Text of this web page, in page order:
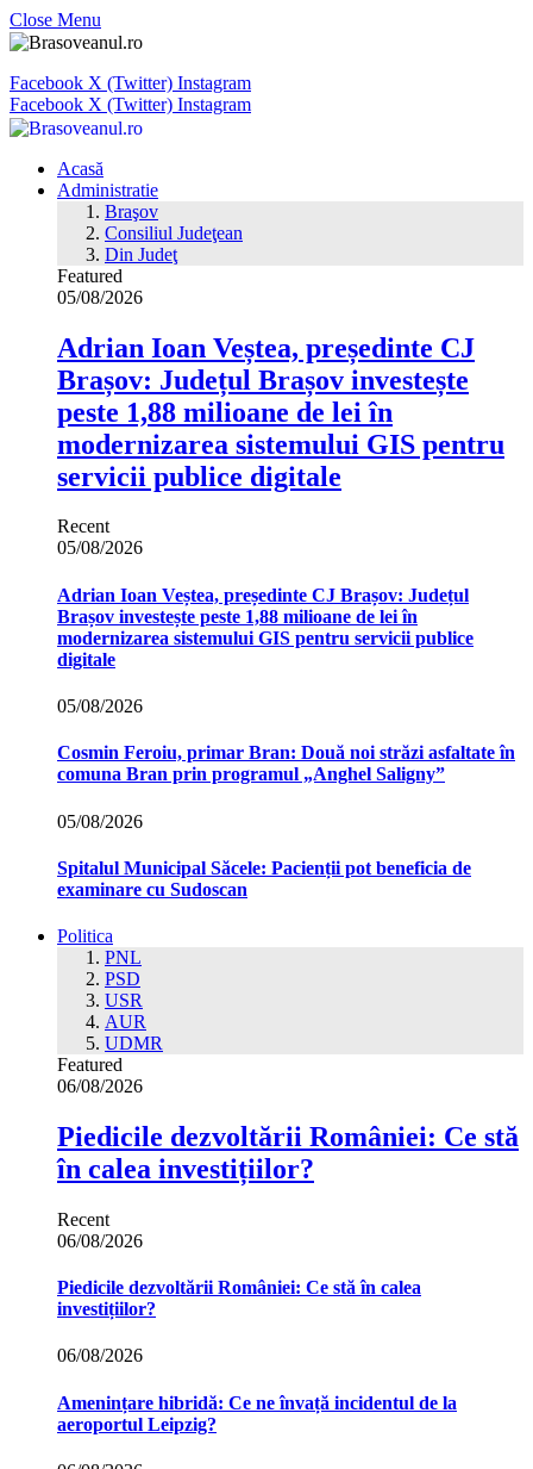
Close Menu
Facebook X (Twitter) Instagram
Facebook X (Twitter) Instagram
Acasă
Administratie
Braşov
Consiliul Judeţean
Din Judeţ
Featured
05/08/2026
Adrian Ioan Veștea, președinte CJ
Brașov: Județul Brașov investește
peste 1,88 milioane de lei în
modernizarea sistemului GIS pentru
servicii publice digitale
Recent
05/08/2026
Adrian Ioan Veștea, președinte CJ Brașov: Județul
Brașov investește peste 1,88 milioane de lei în
modernizarea sistemului GIS pentru servicii publice
digitale
05/08/2026
Cosmin Feroiu, primar Bran: Două noi străzi asfaltate în
comuna Bran prin programul „Anghel Saligny”
05/08/2026
Spitalul Municipal Săcele: Pacienții pot beneficia de
examinare cu Sudoscan
Politica
PNL
PSD
USR
AUR
UDMR
Featured
06/08/2026
Piedicile dezvoltării României: Ce stă
în calea investițiilor?
Recent
06/08/2026
Piedicile dezvoltării României: Ce stă în calea
investițiilor?
06/08/2026
Amenințare hibridă: Ce ne învață incidentul de la
aeroportul Leipzig?